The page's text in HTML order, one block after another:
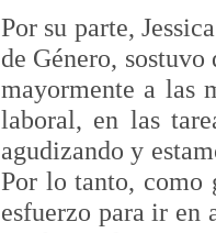
Por su parte,
de Género,
mayormente a las
laboral, en las
agudizando y
Por lo tanto, como
esfuerzo para ir en